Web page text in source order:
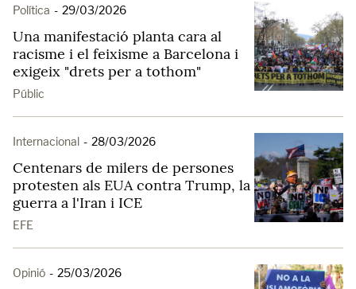
Política - 29/03/2026
Una manifestació planta cara al
racisme i el feixisme a Barcelona i
exigeix "drets per a tothom"
Públic
Internacional - 28/03/2026
Centenars de milers de persones
protesten als EUA contra Trump, la
guerra a l'Iran i ICE
EFE
Opinió - 25/03/2026